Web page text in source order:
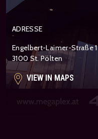
ADRESSE
Engelbert-Laimer-Straße 1
3100 St. Pölten
VIEW IN MAPS